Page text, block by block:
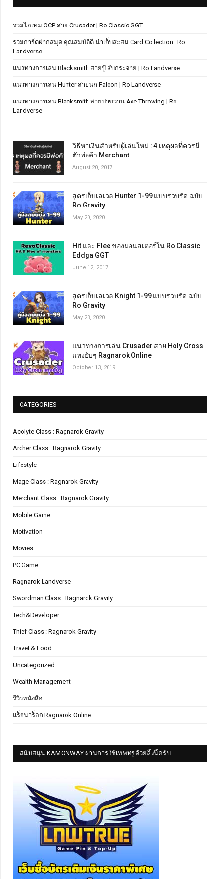
รวมไอเทม OCP สาย Crusader | Ro Classic GGT
รวมการ์ดฝากสมุด คุณสมบัติดี น่าเก็บสะสม Card Collection | Ro
Landverse
แนวทางการเล่น Blacksmith สายบู๊ สับกระจาย | Ro Landverse
แนวทางการเล่น Hunter สายนก Falcon | Ro Landverse
แนวทางการเล่น Blacksmith สายปาขวาน Axe Throwing | Ro
Landverse
วิธีหาเงินสำหรับผู้เล่นใหม่ : 4 เหตุผลที่ควรมี
ตัวพ่อค้า Merchant
August 20, 2017
สูตรเก็บเลเวล Hunter 1-99 แบบรวบรัด ฉบับ
Ro Gravity
May 20, 2020
Hit และ Flee ของมอนสเตอร์ใน Ro Classic
Eddga GGT
June 12, 2017
สูตรเก็บเลเวล Knight 1-99 แบบรวบรัด ฉบับ
Ro Gravity
May 23, 2020
แนวทางการเล่น Crusader สาย Holy Cross
แทงยับๆ Ragnarok Online
October 13, 2019
CATEGORIES
Acolyte Class : Ragnarok Gravity
Archer Class : Ragnarok Gravity
Lifestyle
Mage Class : Ragnarok Gravity
Merchant Class : Ragnarok Gravity
Mobile Game
Motivation
Movies
PC Game
Ragnarok Landverse
Swordman Class : Ragnarok Gravity
Tech&Developer
Thief Class : Ragnarok Gravity
Travel & Food
Uncategorized
Wealth Management
รีวิวหนังสือ
แร็กนาร็อก Ragnarok Online
สนับสนุน KAMONWAY ผ่านการใช้เทพทรูด้วยลิ้งนี้ครับ